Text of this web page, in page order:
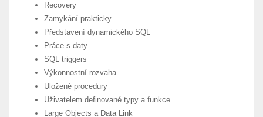
Recovery
Zamykání prakticky
Představení dynamického SQL
Práce s daty
SQL triggers
Výkonnostní rozvaha
Uložené procedury
Uživatelem definované typy a funkce
Large Objects a Data Link